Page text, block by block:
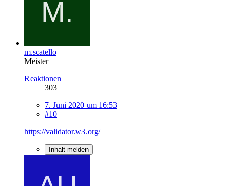
m.scatello
Meister
Reaktionen
303
7. Juni 2020 um 16:53
#10
https://validator.w3.org/
Inhalt melden